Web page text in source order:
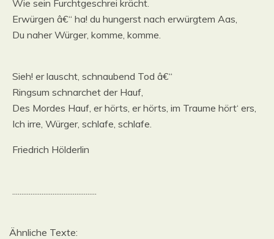
Wie sein Furchtgeschrei krächt.
Erwürgen â€“ ha! du hungerst nach erwürgtem Aas,
Du naher Würger, komme, komme.
Sieh! er lauscht, schnaubend Tod â€“
Ringsum schnarchet der Hauf,
Des Mordes Hauf, er hörts, er hörts, im Traume hört‘ ers,
Ich irre, Würger, schlafe, schlafe.
Friedrich Hölderlin
..............................................
Ähnliche Texte: